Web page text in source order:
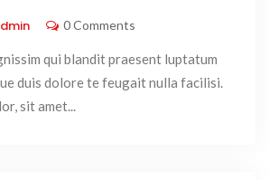
0 Comments
qui blandit praesent luptatum
duis dolore te feugait nulla facilisi.
sit amet...